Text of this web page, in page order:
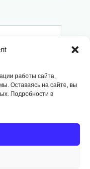
работы сайта,
Оставаясь на сайте, вы
Подробности в
моих